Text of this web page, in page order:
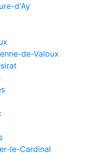
d'Ay
de-Valoux
le-Cardinal